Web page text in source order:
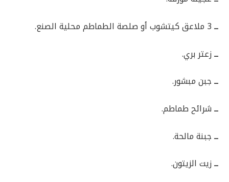
ــ
ــزعتر بري.
ــجبن مبشور.
ــشرائح طماطم.
ــجبنة مالحة.
ــزيت الزيتون.